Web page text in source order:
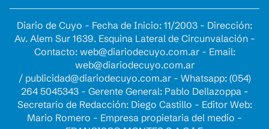
Diario de Cuyo - Fecha de Inicio: 11/2003 - Dirección:
Av. Alem Sur 1639. Esquina Lateral de Circunvalación -
Contacto: web@diariodecuyo.com.ar- Email:
web@diariodecuyo.com.ar
/ publicidad@diariodecuyo.com.ar- Whatsapp: (054)
264 5045343 - Gerente General: Pablo Dellazoppa -
Secretario de Redacción: Diego Castillo - Editor Web:
Mario Romero - Empresa propietaria del medio -